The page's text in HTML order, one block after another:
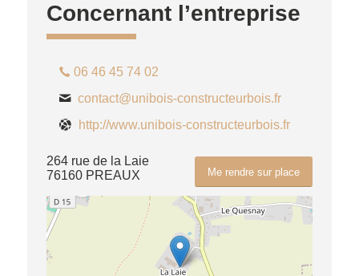
Concernant l’entreprise
06 46 45 74 02
contact@unibois-constructeurbois.fr
http://www.unibois-constructeurbois.fr
Me rendre sur place
264 rue de la Laie
76160 PREAUX